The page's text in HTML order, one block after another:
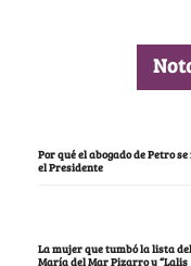
Por qué el abogado de Petro
el Presidente
La mujer que tumbó la lista
María del Mar Pizarro y “Lalis